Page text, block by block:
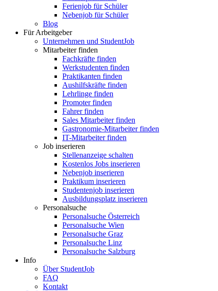
Ferienjob für Schüler
Nebenjob für Schüler
Blog
Für Arbeitgeber
Unternehmen und StudentJob
Mitarbeiter finden
Fachkräfte finden
Werkstudenten finden
Praktikanten finden
Aushilfskräfte finden
Lehrlinge finden
Promoter finden
Fahrer finden
Sales Mitarbeiter finden
Gastronomie-Mitarbeiter finden
IT-Mitarbeiter finden
Job inserieren
Stellenanzeige schalten
Kostenlos Jobs inserieren
Nebenjob inserieren
Praktikum inserieren
Studentenjob inserieren
Ausbildungsplatz inserieren
Personalsuche
Personalsuche Österreich
Personalsuche Wien
Personalsuche Graz
Personalsuche Linz
Personalsuche Salzburg
Info
Über StudentJob
FAQ
Kontakt